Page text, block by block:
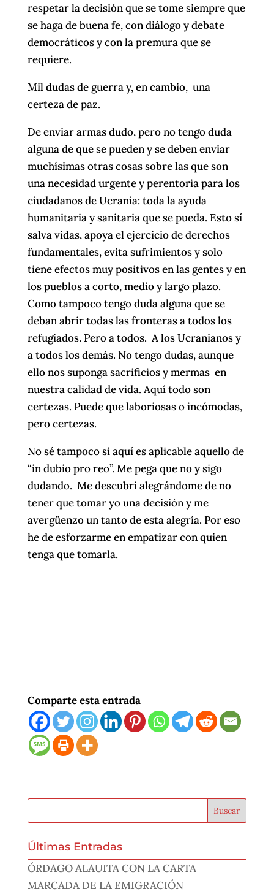
respetar la decisión que se tome siempre que
se haga de buena fe, con diálogo y debate
democráticos y con la premura que se
requiere.
Mil dudas de guerra y, en cambio, una
certeza de paz.
De enviar armas dudo, pero no tengo duda
alguna de que se pueden y se deben enviar
muchísimas otras cosas sobre las que son
una necesidad urgente y perentoria para los
ciudadanos de Ucrania: toda la ayuda
humanitaria y sanitaria que se pueda. Esto sí
salva vidas, apoya el ejercicio de derechos
fundamentales, evita sufrimientos y solo
tiene efectos muy positivos en las gentes y en
los pueblos a corto, medio y largo plazo.
Como tampoco tengo duda alguna que se
deban abrir todas las fronteras a todos los
refugiados. Pero a todos. A los Ucranianos y
a todos los demás. No tengo dudas, aunque
ello nos suponga sacrificios y mermas en
nuestra calidad de vida. Aquí todo son
certezas. Puede que laboriosas o incómodas,
pero certezas.
No sé tampoco si aquí es aplicable aquello de
“in dubio pro reo”. Me pega que no y sigo
dudando. Me descubrí alegrándome de no
tener que tomar yo una decisión y me
avergüenzo un tanto de esta alegría. Por eso
he de esforzarme en empatizar con quien
tenga que tomarla.
Comparte esta entrada
Últimas Entradas
ÓRDAGO ALAUITA CON LA CARTA
MARCADA DE LA EMIGRACIÓN